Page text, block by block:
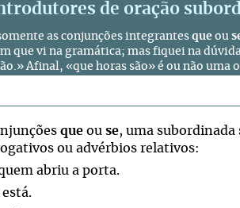
de oração
as conjunções integrantes que ou
que vi na gramática; mas fiquei na
Afinal, «que horas são» é ou não
que ou se, uma
ou advérbios relativos:
abriu a porta.